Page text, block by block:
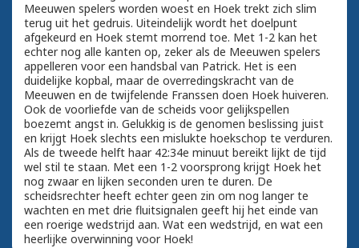
Meeuwen spelers worden woest en Hoek trekt zich slim
terug uit het gedruis. Uiteindelijk wordt het doelpunt
afgekeurd en Hoek stemt morrend toe. Met 1-2 kan het
echter nog alle kanten op, zeker als de Meeuwen spelers
appelleren voor een handsbal van Patrick. Het is een
duidelijke kopbal, maar de overredingskracht van de
Meeuwen en de twijfelende Franssen doen Hoek huiveren.
Ook de voorliefde van de scheids voor gelijkspellen
boezemt angst in. Gelukkig is de genomen beslissing juist
en krijgt Hoek slechts een mislukte hoekschop te verduren.
Als de tweede helft haar 42:34e minuut bereikt lijkt de tijd
wel stil te staan. Met een 1-2 voorsprong krijgt Hoek het
nog zwaar en lijken seconden uren te duren. De
scheidsrechter heeft echter geen zin om nog langer te
wachten en met drie fluitsignalen geeft hij het einde van
een roerige wedstrijd aan. Wat een wedstrijd, en wat een
heerlijke overwinning voor Hoek!